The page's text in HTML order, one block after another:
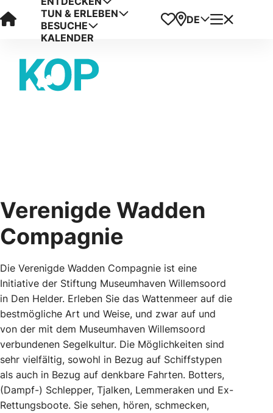
Visit Kop van Holland
TUN & ERLEBEN
BESUCHE
KALENDER
Favoriten
Karte
DE Menü
Verenigde Wadden
Compagnie
Die Verenigde Wadden Compagnie ist eine
Initiative der Stiftung Museumhaven Willemsoord
in Den Helder. Erleben Sie das Wattenmeer auf die
bestmögliche Art und Weise, und zwar auf und
von der mit dem Museumhaven Willemsoord
verbundenen Segelkultur. Die Möglichkeiten sind
sehr vielfältig, sowohl in Bezug auf Schiffstypen
als auch in Bezug auf denkbare Fahrten. Botters,
(Dampf-) Schlepper, Tjalken, Lemmeraken und Ex-
Rettungsboote. Sie sehen, hören, schmecken,